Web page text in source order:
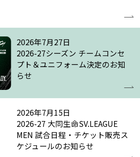
2026年7月27日
2026-27シーズン チームコンセ
プト＆ユニフォーム決定のお知
らせ
2026年7月15日
2026-27 大同生命SV.LEAGUE
MEN 試合日程・チケット販売ス
ケジュールのお知らせ